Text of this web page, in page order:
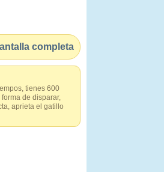
completa
tienes 600
de disparar,
aprieta el gatillo